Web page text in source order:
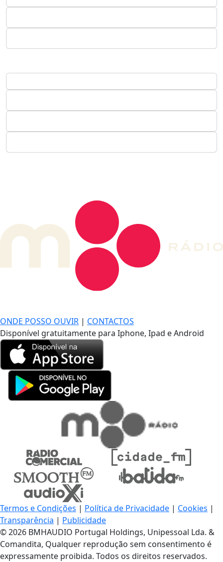
ONDE POSSO OUVIR | CONTACTOS
Disponível gratuitamente para Iphone, Ipad e Android
Termos e Condições | Política de Privacidade | Cookies |
Transparência | Publicidade
© 2026 BMHAUDIO Portugal Holdings, Unipessoal Lda. &
Comandita, Qualquer reprodução sem consentimento é
expressamente proibida. Todos os direitos reservados.